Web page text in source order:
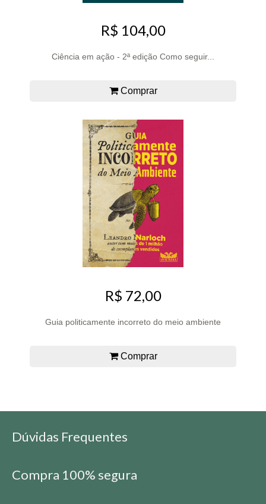
R$ 104,00
Ciência em ação - 2ª edição Como seguir...
Comprar
R$ 72,00
Guia politicamente incorreto do meio ambiente
Comprar
Dúvidas Frequentes
Compra 100% segura